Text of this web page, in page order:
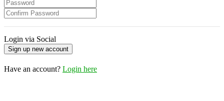
Login via Social
Have an account? Login here